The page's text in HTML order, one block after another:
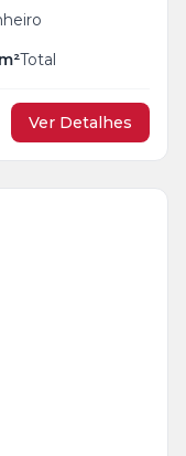
m²Total
Ver Detalhes